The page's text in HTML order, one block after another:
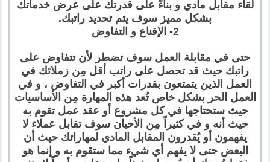
لقاء مقابل مادي و بناءً على قدرتك على عرض خدماتك
بشكل مميز سوف يتم تحديد راتبك.
2- الإقناع و التفاوض
حتى في مقابلة العمل سوف تضطر لأن تتفاوض على
راتبك حيث قد تحصل على راتب أقل مِن زملائك في
العمل الذين يتمتعون بقدرات أكبر في التفاوض ، و في
العمل الحر بشكل خاص تُعد هذه المهارة مِن الأساسيات
حيث ستحتاجها في كل مشروع أو عقد عمل تقوم به
حيث أنه و في كثيراً مِن الأحيان سوف تقابل عملاء لا
يفهمون أو يُقدرون المقابل المادي لمهاراتك حيث أن
البعض حتى لا يفهم أي شيء مما ستقوم به و إنما هو